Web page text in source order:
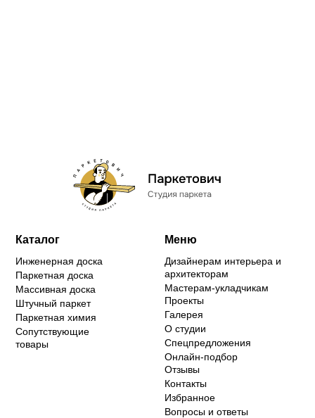
Каталог
Инженерная доска
Паркетная доска
Массивная доска
Штучный паркет
Паркетная химия
Сопутствующие
товары
Меню
Дизайнерам интерьера и
архитекторам
Мастерам-укладчикам
Проекты
Галерея
О студии
Спецпредложения
Онлайн-подбор
Отзывы
Контакты
Избранное
Вопросы и ответы